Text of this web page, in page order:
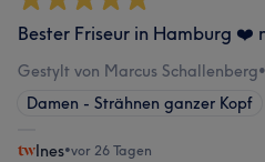
Bester Friseur in Hamburg ❤️
Gestylt von Marcus Schallenberg•
Damen - Strähnen ganzer Kopf
Ines•vor 26 Tagen